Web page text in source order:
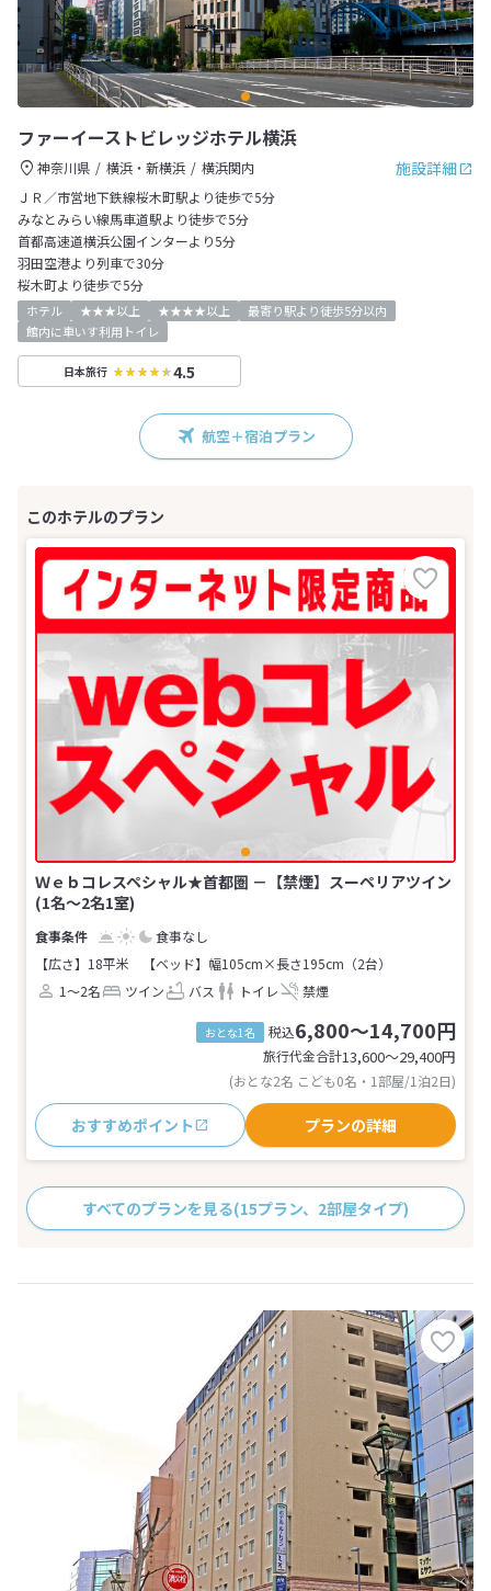
ファーイーストビレッジホテル横浜
施設詳細
神奈川県 横浜・新横浜
横浜関内
ＪＲ／市営地下鉄線桜木町駅より徒歩で5分
みなとみらい線馬車道駅より徒歩で5分
首都高速道横浜公園インターより5分
羽田空港より列車で30分
桜木町より徒歩で5分
ホテル ★★★以上 ★★★★以上
最寄り駅より徒歩5分以内
館内に車いす利用トイレ
日本旅行 4.5
航空＋宿泊プラン
Ｗｅｂコレスペシャル★首都圏 －【禁煙】スーペリアツイン
(1名～2名1室)
食事なし
【広さ】18平米
【ベッド】幅105cm×長さ195cm（2台）
1～2名
ツイン バス トイレ 禁煙
おとな1名 税込6,800～14,700円
旅行代金合計13,600〜29,400円
(おとな2名 こども0名・1部屋/1泊2日)
おすすめポイント プランの詳細
すべてのプランを見る(15プラン、2部屋タイプ)